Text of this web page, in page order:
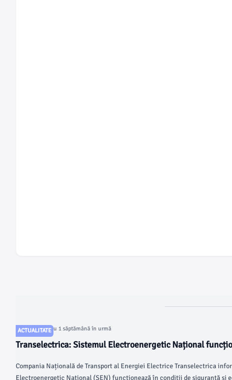
ACTUALITATE
Articol postat cu 1 săptămână în urmă
Transelectrica: Sistemul Electroenergetic Național
Consumul de energie, acoperit fără riscuri
Compania Națională de Transport al Energiei Electrice Transelectrica
Electroenergetic Național (SEN) funcționează în condiții de siguranță și